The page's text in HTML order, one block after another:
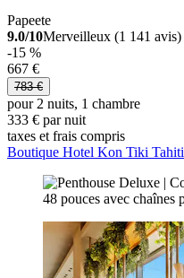
Papeete
9.0/10Merveilleux (1 141 avis)
-15 %
667 €
783 €
pour 2 nuits, 1 chambre
333 € par nuit
taxes et frais compris
Boutique Hotel Kon Tiki Tahiti